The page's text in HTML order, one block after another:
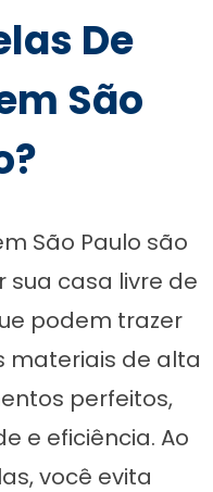
De
São
São Paulo são
casa livre de
podem trazer
materiais de alta
perfeitos,
e eficiência. Ao
você evita